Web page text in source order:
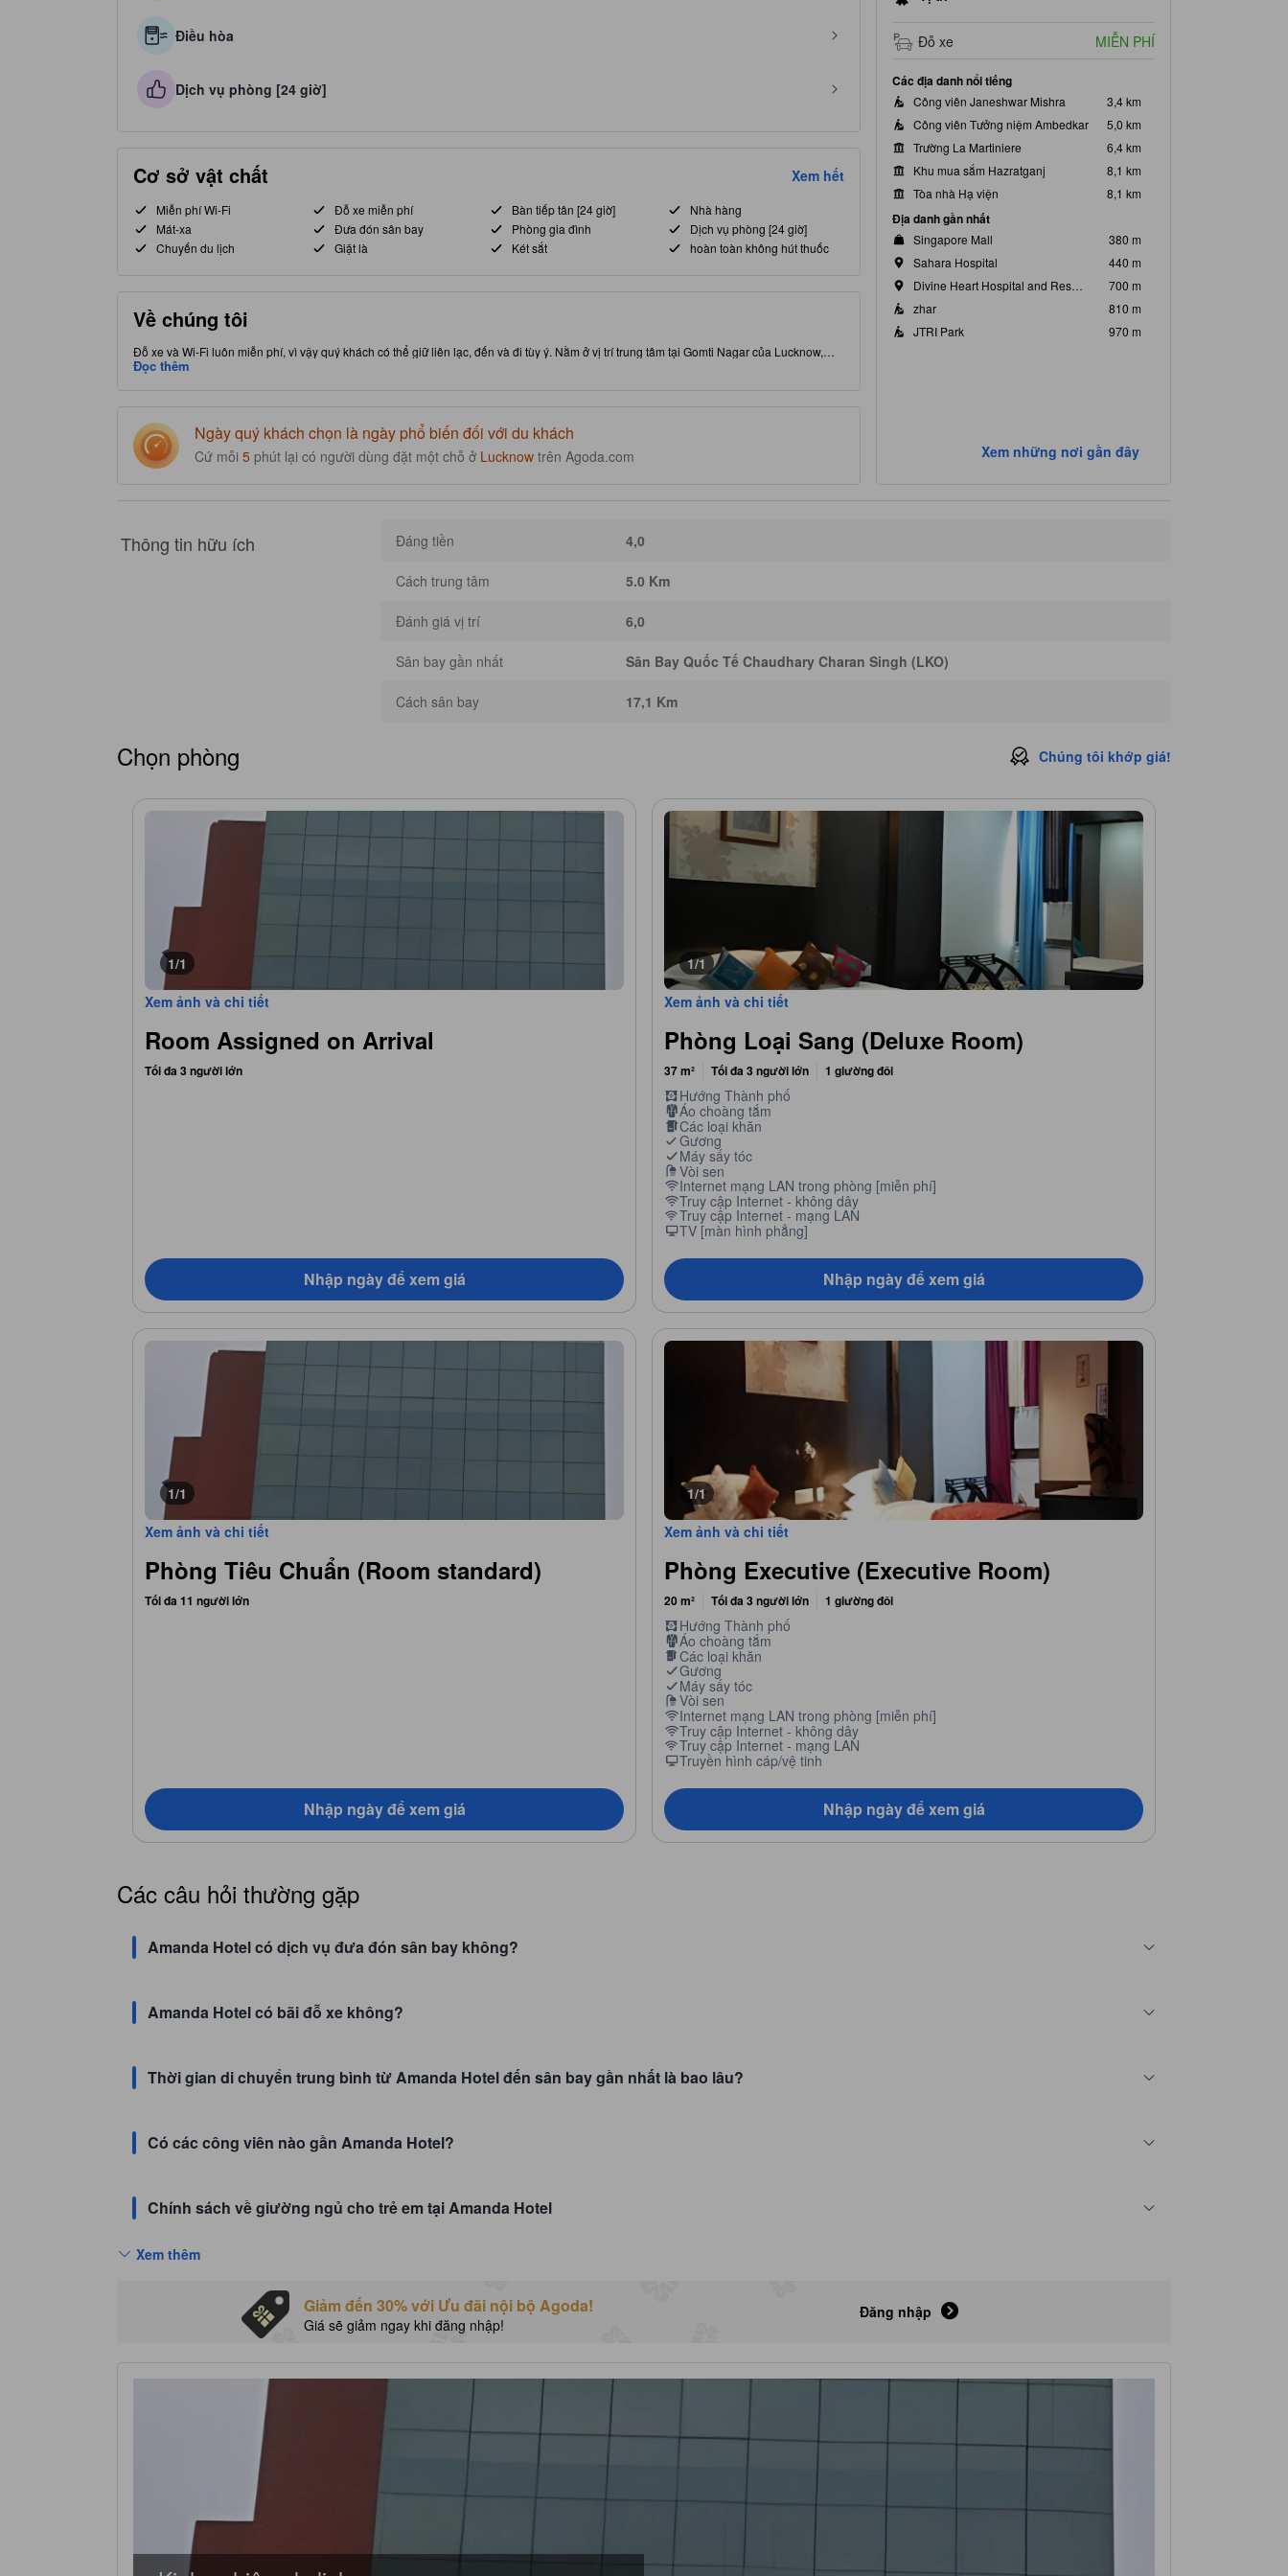
Điều hòa
Dịch vụ phòng [24 giờ]
Cơ sở vật chất Xem hết
Miễn phí Wi-Fi Đỗ xe miễn phí Bàn tiếp tân [24 giờ]
Nhà hàng
Mát-xa
Đưa đón sân bay Phòng gia đình
Dịch vụ phòng [24 giờ]
Chuyến du lịch
Giặt là Két sắt hoàn toàn không hút thuốc
Về chúng tôi
Đỗ xe và Wi-Fi luôn miễn phí, vì vậy quý khách có thể giữ liên lạc, đến và đi tùy ý. Nằm ở vị trí trung tâm tại Gomti Nagar của Lucknow,
chỗ nghỉ này đặt quý khách ở gần các điểm thu hút và tùy chọn ăn uống thú vị. Đừng rời đi trước khi ghé thăm Tòa nhà Bara Imambara
nổi tiếng. Được xếp hạng 3.0 sao, chỗ nghỉ chất lượng cao này cho phép khách nghỉ sử dụng mát-xa và nhà hàng ngay trong khuôn viên.
Đọc thêm
Ngày quý khách chọn là ngày phổ biến đối với du khách
Cứ mỗi 5 phút lại có người dùng đặt một chỗ ở Lucknow trên Agoda.com
Đỗ xe MIỄN PHÍ
Các địa danh nổi tiếng
Công viên Janeshwar Mishra
3,4 km
Công viên Tưởng niệm Ambedkar
5,0 km
Trường La Martiniere
6,4 km
Khu mua sắm Hazratganj
8,1 km
Tòa nhà Hạ viện
8,1 km
Địa danh gần nhất
Singapore Mall
380 m
Sahara Hospital
440 m
Divine Heart Hospital and Research Centre
700 m
zhar
810 m
JTRI Park
970 m
Xem những nơi gần đây
Thông tin hữu ích Đáng tiền 4,0
Cách trung tâm 5.0 Km
Đánh giá vị trí 6,0
Sân bay gần nhất Sân Bay Quốc Tế Chaudhary Charan Singh (LKO)
Cách sân bay 17,1 Km
Chọn phòng Chúng tôi khớp giá!
1/1
Xem ảnh và chi tiết
Room Assigned on Arrival
Tối đa 3 người lớn
Nhập ngày để xem giá
1/1
Xem ảnh và chi tiết
Phòng Loại Sang (Deluxe Room)
37 m² Tối đa 3 người lớn 1 giường đôi
Hướng Thành phố
Áo choàng tắm
Các loại khăn
Gương
Máy sấy tóc
Vòi sen
Internet mạng LAN trong phòng [miễn phí]
Truy cập Internet - không dây
Truy cập Internet - mạng LAN
TV [màn hình phẳng]
Nhập ngày để xem giá
1/1
Xem ảnh và chi tiết
Phòng Tiêu Chuẩn (Room standard)
Tối đa 11 người lớn
Nhập ngày để xem giá
1/1
Xem ảnh và chi tiết
Phòng Executive (Executive Room)
20 m² Tối đa 3 người lớn 1 giường đôi
Hướng Thành phố
Áo choàng tắm
Các loại khăn
Gương
Máy sấy tóc
Vòi sen
Internet mạng LAN trong phòng [miễn phí]
Truy cập Internet - không dây
Truy cập Internet - mạng LAN
Truyền hình cáp/vệ tinh
Nhập ngày để xem giá
Các câu hỏi thường gặp
Amanda Hotel có dịch vụ đưa đón sân bay không?
Amanda Hotel có bãi đỗ xe không?
Thời gian di chuyển trung bình từ Amanda Hotel đến sân bay gần nhất là bao lâu?
Có các công viên nào gần Amanda Hotel?
Chính sách về giường ngủ cho trẻ em tại Amanda Hotel
Xem thêm
Giảm đến 30% với Ưu đãi nội bộ Agoda!
Giá sẽ giảm ngay khi đăng nhập!
Đăng nhập